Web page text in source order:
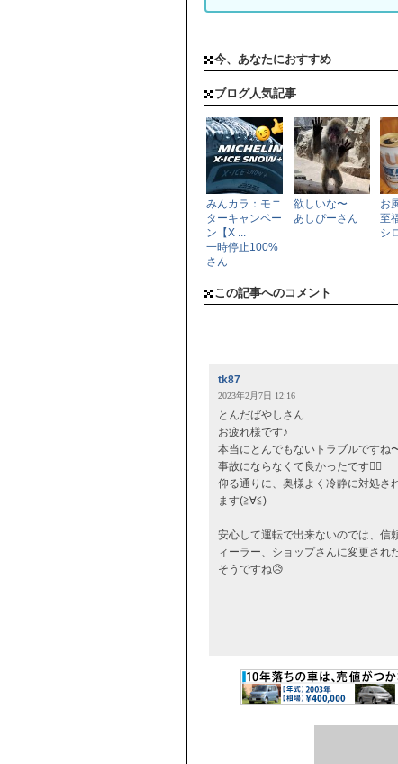
今、あなたにおすすめ
ブログ人気記事
みんカラ：モニ
ターキャンペー
ン【X ...
一時停止100%
さん
欲しいな〜
あしぴーさん
お
至
シ
この記事へのコメント
tk87
2023年2月7日 12:16
とんだばやしさん
お疲れ様です♪
本当にとんでもないトラブルですね
事故にならなくて良かったです😮‍💨
仰る通りに、奥様よく冷静に対処さ
ます(≧∀≦)
安心して運転で出来ないのでは、信
ィーラー、ショップさんに変更され
そうですね😥